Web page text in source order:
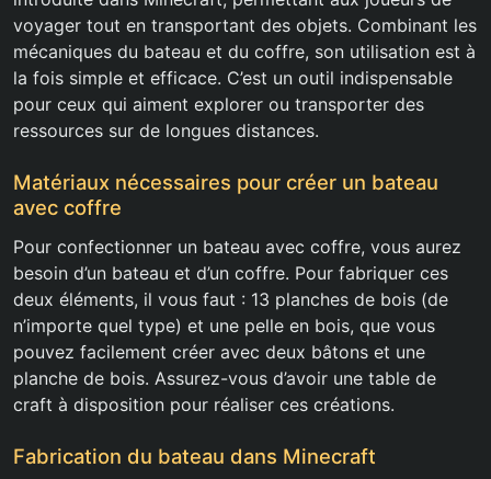
voyager tout en transportant des objets. Combinant les
mécaniques du bateau et du coffre, son utilisation est à
la fois simple et efficace. C’est un outil indispensable
pour ceux qui aiment explorer ou transporter des
ressources sur de longues distances.
Matériaux nécessaires pour créer un bateau
avec coffre
Pour confectionner un bateau avec coffre, vous aurez
besoin d’un bateau et d’un coffre. Pour fabriquer ces
deux éléments, il vous faut : 13 planches de bois (de
n’importe quel type) et une pelle en bois, que vous
pouvez facilement créer avec deux bâtons et une
planche de bois. Assurez-vous d’avoir une table de
craft à disposition pour réaliser ces créations.
Fabrication du bateau dans Minecraft